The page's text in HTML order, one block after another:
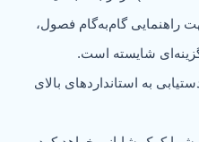
راهنمایی گام‌به‌گام فصول،
شایسته است.
به استانداردهای بالای